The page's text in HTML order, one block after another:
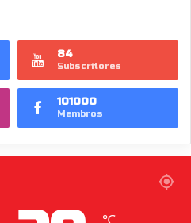
84
Subscritores
101000
Membros